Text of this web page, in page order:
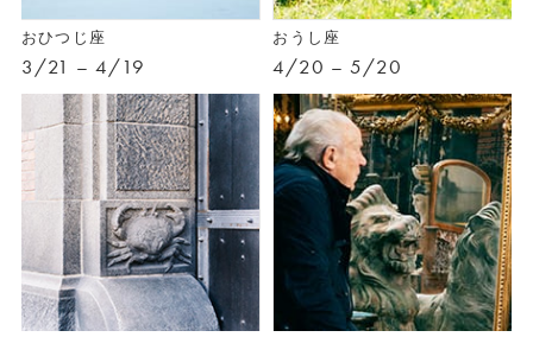
おひつじ座
3/21 – 4/19
おうし座
4/20 – 5/20